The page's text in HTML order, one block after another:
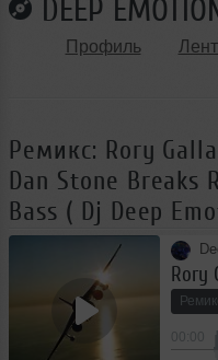
DEEP
Профиль
Ремикс: Rory
Dan Stone Breaks
Bass ( Dj Deep